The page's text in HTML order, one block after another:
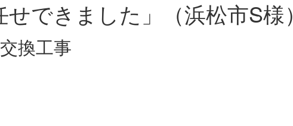
せできました」（浜松市S様）
換工事